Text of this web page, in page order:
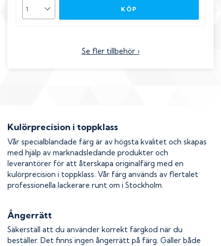
KÖP
Se fler tillbehör ›
Kulörprecision i toppklass
Vår specialblandade färg är av högsta kvalitet och skapas
med hjälp av marknadsledande produkter och
leverantörer för att återskapa originalfärg med en
kulörprecision i toppklass. Vår färg används av flertalet
professionella lackerare runt om i Stockholm.
Ångerrätt
Säkerställ att du använder korrekt färgkod när du
beställer. Det finns ingen ångerrätt på färg. Gäller både